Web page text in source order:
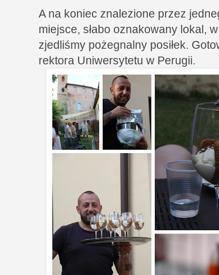
A na koniec znalezione przez
miejsce, słabo oznakowany lokal,
zjedliśmy pożegnalny posiłek.
rektora Uniwersytetu w Perugii.